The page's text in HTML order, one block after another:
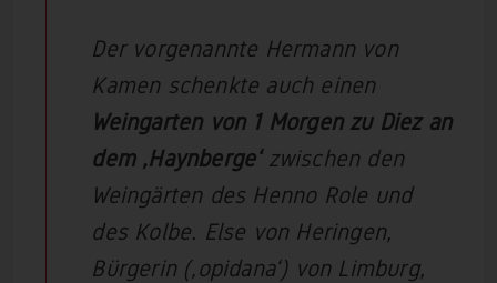
Der vorgenannte Hermann von
Kamen schenkte auch einen
Weingarten von 1 Morgen zu Diez an
dem ‚Haynberge‘zwischen den
Weingärten des Henno Role und
des Kolbe. Else von Heringen,
Bürgerin (‚opidana‘) von Limburg,